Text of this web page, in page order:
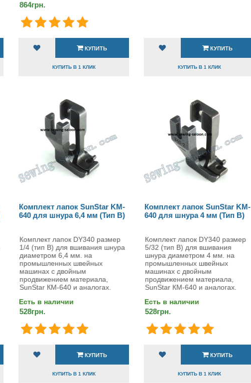
864грн.
КУПИТЬ
КУПИТЬ В 1 КЛИК
КУПИТЬ
КУПИТЬ В 1 КЛИК
Комплект лапок SunStar KM-
640 для шнура 6,4 мм (Тип B)
Комплект лапок DY340 размер
1/4 (тип B) для вшивания шнура
диаметром 6,4 мм. на
промышленных швейных
машинах с двойным
продвижением материала,
SunStar КМ-640 и аналогах.
Есть в наличии
528грн.
КУПИТЬ
КУПИТЬ В 1 КЛИК
Комплект лапок SunStar KM-
640 для шнура 4 мм (Тип B)
Комплект лапок DY340 размер
5/32 (тип B) для вшивания
шнура диаметром 4 мм. на
промышленных швейных
машинах с двойным
продвижением материала,
SunStar КМ-640 и аналогах.
Есть в наличии
528грн.
КУПИТЬ
КУПИТЬ В 1 КЛИК